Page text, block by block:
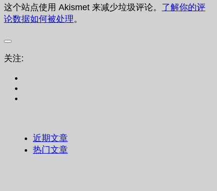
这个站点使用 Akismet 来减少垃圾评论。 了解你的评
论数据如何被处理。
关注:
近期文章
热门文章